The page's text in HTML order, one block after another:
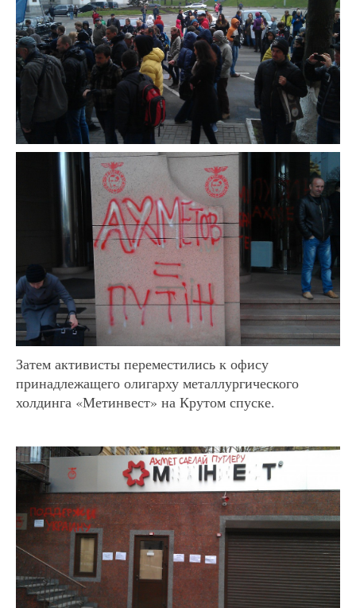
Затем активисты переместились к офису
принадлежащего олигарху металлургического
холдинга «Метинвест» на Крутом спуске.